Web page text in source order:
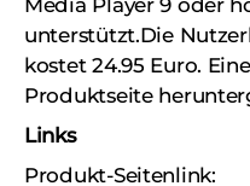
Media Player 9 oder
unterstützt.Die
kostet 24.95 Euro.
Produktseite
Links
Produkt-Seitenlink: